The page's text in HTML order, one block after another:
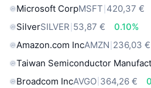
Microsoft CorpMSFT 420,37 €
SilverSILVER 53,87 €
0.10%
Amazon.com IncAMZN 236,03 €
Taiwan Semiconductor
Broadcom IncAVGO 364,26 €